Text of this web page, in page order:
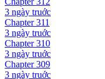
3 ngày truớc
Chapter311
3 ngày truớc
Chapter310
3 ngày truớc
Chapter309
3 ngày truớc